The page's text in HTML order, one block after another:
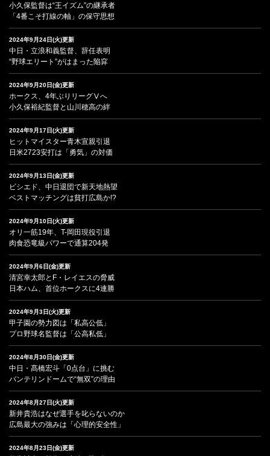
小久保監督は“王イズム”の継承者
「4番こそ打線の軸」の保守思想
2024年9月24日(火)更新
中日・立浪和義監督、辞任表明
“野球エリート”がはまった陥穽
2024年9月20日(金)更新
ホークス、4年ぶりリーグⅤへ
小久保裕紀監督と山川穂高の絆
2024年9月17日(火)更新
ヒットマイスター青木宣親引退
日米2723安打は「勇気」の対価
2024年9月13日(金)更新
ビシエド、中日退団で新天地熱望
ベストマッチングは貧打広島か!?
2024年9月10日(火)更新
オリ一筋19年、T-岡田現役引退
肉食恐竜級パワーで通算204発
2024年9月6日(金)更新
清宮幸太郎とF・レイエスの脅威
日本ハム、首位ホークスに4連勝
2024年9月3日(火)更新
甲子園の勢力図は「私高公低」
プロ野球名監督は「公高私低」
2024年8月30日(金)更新
中日・髙橋宏斗「0点台」に挑む
バンテリンドームで“無双”の理由
2024年8月27日(火)更新
新井貴浩はなぜ選手を叱らないのか
広島最大の強みは「心理的安全性」
2024年8月23日(金)更新